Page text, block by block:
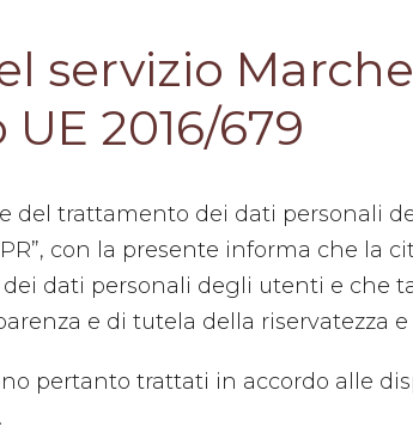
servizio
2016/679
del trattamento dei dati personali
con la presente informa che
dati personali degli utenti e che
e di tutela della riservatezza
pertanto trattati in accordo alle